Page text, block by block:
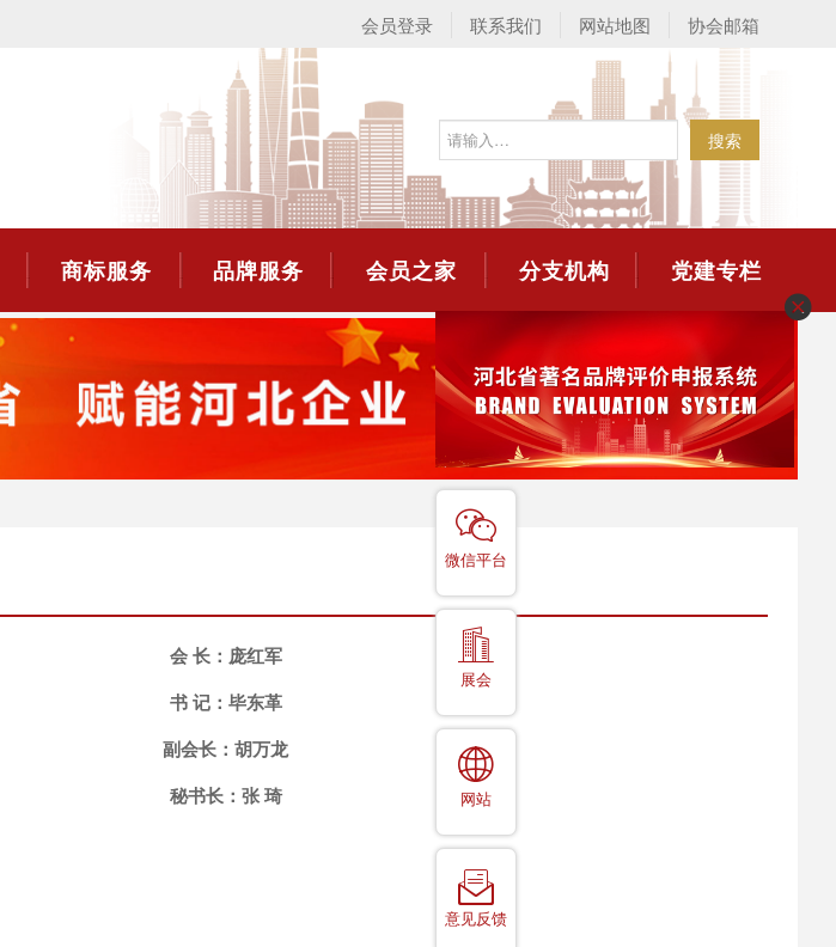
会员登录 联系我们 网站地图 协会邮箱
搜索
商标服务 品牌服务 会员之家 分支机构 党建专栏
会 长：庞红军
书 记：毕东革
副会长：胡万龙
秘书长：张 琦
微信平台
展会
网站
意见反馈